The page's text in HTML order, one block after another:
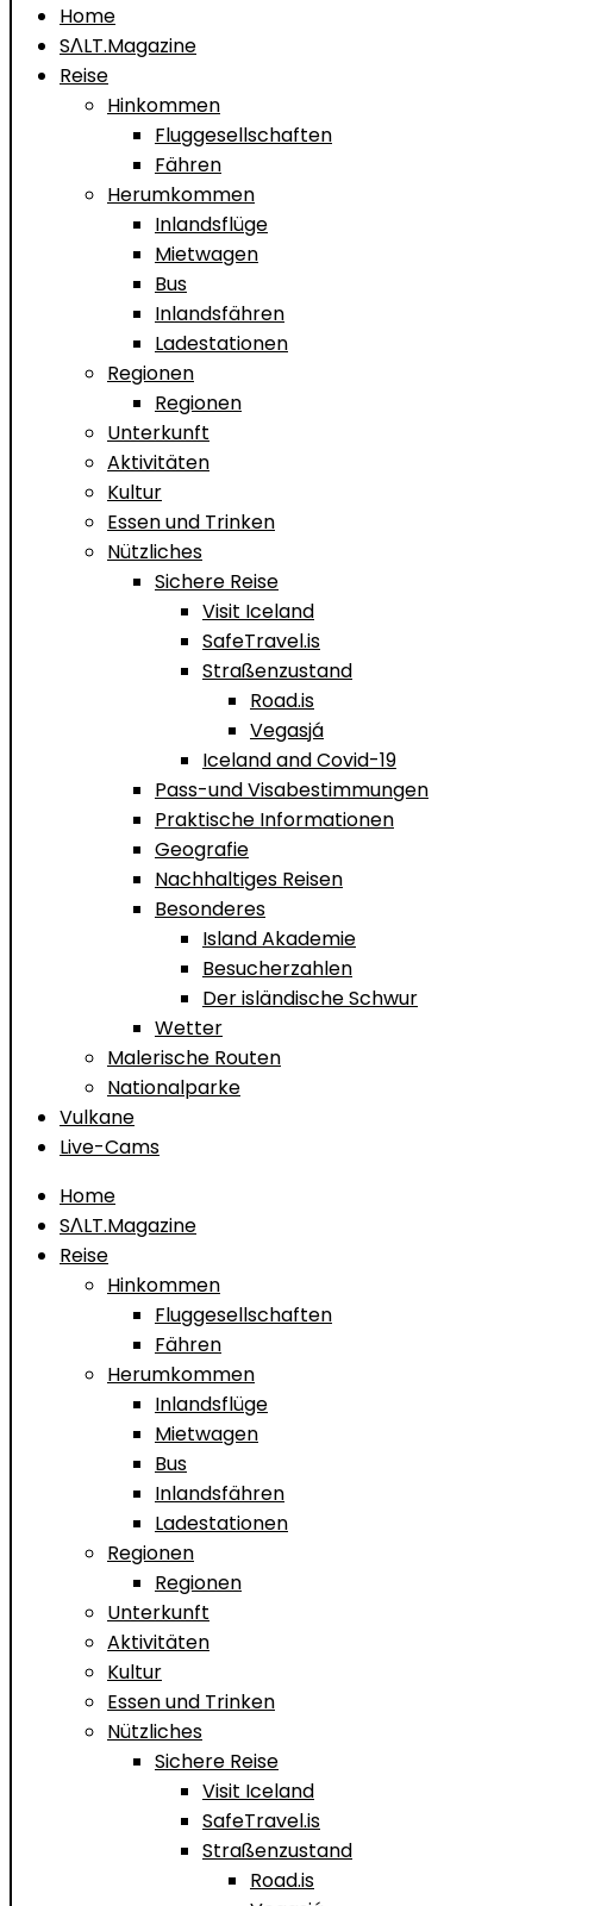
Home
SΛLT.Magazine
Reise
Hinkommen
Fluggesellschaften
Fähren
Herumkommen
Inlandsflüge
Mietwagen
Bus
Inlandsfähren
Ladestationen
Regionen
Regionen
Unterkunft
Aktivitäten
Kultur
Essen und Trinken
Nützliches
Sichere Reise
Visit Iceland
SafeTravel.is
Straßenzustand
Road.is
Vegasjá
Iceland and Covid-19
Pass-und Visabestimmungen
Praktische Informationen
Geografie
Nachhaltiges Reisen
Besonderes
Island Akademie
Besucherzahlen
Der isländische Schwur
Wetter
Malerische Routen
Nationalparke
Vulkane
Live-Cams
Home
SΛLT.Magazine
Reise
Hinkommen
Fluggesellschaften
Fähren
Herumkommen
Inlandsflüge
Mietwagen
Bus
Inlandsfähren
Ladestationen
Regionen
Regionen
Unterkunft
Aktivitäten
Kultur
Essen und Trinken
Nützliches
Sichere Reise
Visit Iceland
SafeTravel.is
Straßenzustand
Road.is